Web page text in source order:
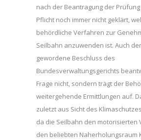
nach der Beantragung der Prüfung
Pflicht noch immer nicht geklärt,
behördliche Verfahren zur
Seilbahn anzuwenden ist. Auch
gewordene Beschluss des
Bundesverwaltungsgerichts
Frage nicht, sondern trägt der
weitergehende Ermittlungen auf.
zuletzt aus Sicht des
da die Seilbahn den motorisierten
den beliebten Naherholungsraum